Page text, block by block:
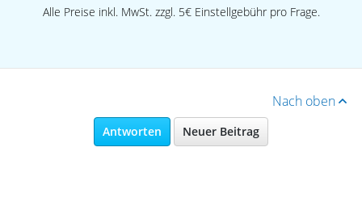
Alle Preise inkl. MwSt. zzgl. 5€ Einstellgebühr pro Frage.
Nach oben
Antworten Neuer Beitrag